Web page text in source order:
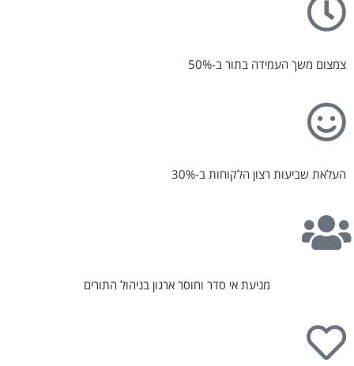
צמצום משך העמידה בתור ב-50%
העלאת שביעות רצון הלקוחות ב-30%
מניעת אי סדר וחוסר ארגון בניהול התורים